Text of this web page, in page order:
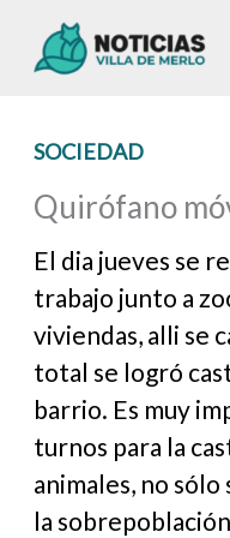
SOCIEDAD
Quirófano
El dia jueves se
trabajo junto a
viviendas, alli se
total se logró
barrio. Es muy
turnos para la
animales, no
la